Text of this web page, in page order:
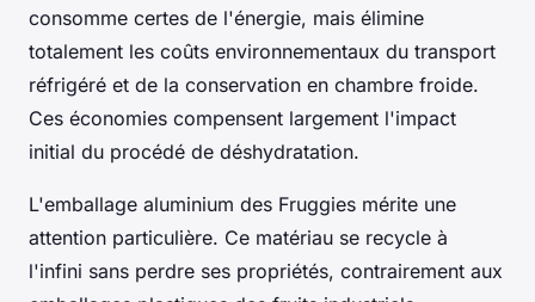
consomme certes de l'énergie, mais élimine
totalement les coûts environnementaux du transport
réfrigéré et de la conservation en chambre froide.
Ces économies compensent largement l'impact
initial du procédé de déshydratation.
L'emballage aluminium des Fruggies mérite une
attention particulière. Ce matériau se recycle à
l'infini sans perdre ses propriétés, contrairement aux